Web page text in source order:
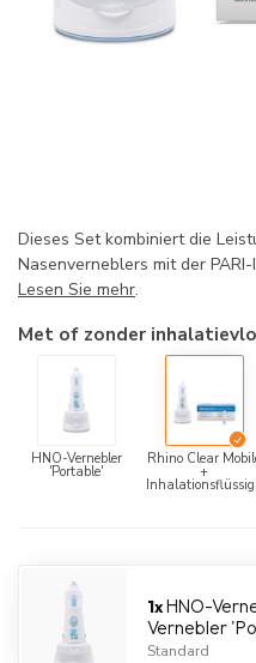
Dieses Set kombiniert die
Nasenverneblers mit der
Lesen Sie mehr.
Met of zonder
HNO-Vernebler
'Portable'
Rhino Clear
+
1xHNO-
Vernebler
Standard